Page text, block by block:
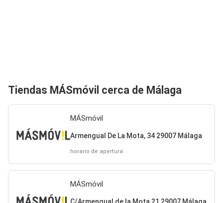
Tiendas MÁSmóvil cerca de Málaga
MÁSmóvil
Armengual De La Mota, 34 29007 Málaga
horario de apertura
MÁSmóvil
C/Armengual de la Mota 21 29007 Málaga